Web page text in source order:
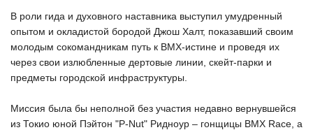
В роли гида и духовного наставника выступил умудренный
опытом и окладистой бородой Джош Халт, показавший своим
молодым сокомандникам путь к BMX-истине и проведя их
через свои излюбленные дертовые линии, скейт-парки и
предметы городской инфраструктуры.
Миссия была бы неполной без участия недавно вернувшейся
из Токио юной Пэйтон "P-Nut" Ридноур – гонщицы BMX Race, а